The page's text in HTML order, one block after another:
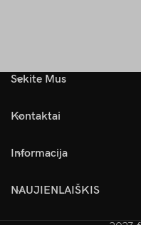
Sekite Mus
Kontaktai
Informacija
NAUJIENLAIŠKIS